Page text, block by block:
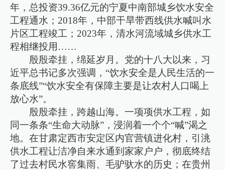
年，总投资39.36亿元的宁夏中南部城乡饮水安全
工程通水；2018年，中部干旱带西线供水喊叫水
片区工程竣工；2023年，清水河流域城乡供水工
程相继投用……
殷殷牵挂，绵延岁月。党的十八大以来，习
近平总书记多次强调，“饮水安全是人民生活的一
条底线”“饮水安全有保障主要是让农村人口喝上
放心水”。
殷殷牵挂，跨越山海。一项项供水工程，如
同一条条“生命大动脉”，浸润着一个个“喊”渴之
地。在甘肃定西市安定区内官营镇进化村，引洮
供水工程让洁净自来水通到家家户户，彻底终结
了过去村民水窖集雨、毛驴驮水的历史；在贵州